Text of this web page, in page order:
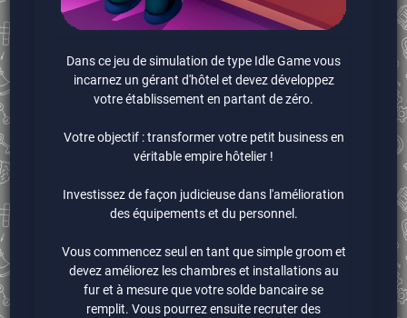
Dans ce jeu de simulation de type Idle Game vous
incarnez un gérant d'hôtel et devez développez
votre établissement en partant de zéro.
Votre objectif : transformer votre petit business en
véritable empire hôtelier !
Investissez de façon judicieuse dans l'amélioration
des équipements et du personnel.
Vous commencez seul en tant que simple groom et
devez améliorez les chambres et installations au
fur et à mesure que votre solde bancaire se
remplit. Vous pourrez ensuite recruter des